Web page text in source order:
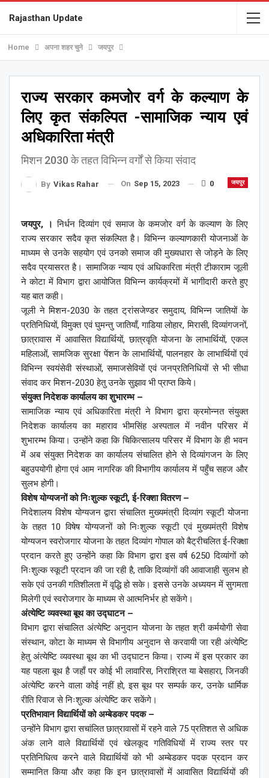
Rajasthan Update
Home अपना शहर चुने जयपुर
राज्य सरकार कमजोर वर्ग के कल्याण के
लिए कृत संकल्पित -सामाजिक न्याय एवं
अधिकारिता मंत्री
मिशन 2030 के तहत विभिन्न वर्गों से किया संवाद
जयपुर
By Vikas Rahar On Sep 15, 2023 0
जयपुर, । निर्धन दिव्यांग एवं समाज के कमजोर वर्ग के कल्याण के लिए
राज्य सरकार सदैव कृत संकल्पित है। विभिन्न कल्याणकारी योजनाओं के
माध्यम से उनके सहयोग एवं उनको समाज की मुख्यधारा से जोड़ने के लिए
सदैव प्रयासरत है। सामाजिक न्याय एवं अधिकारिता मंत्री टीकाराम जूली
ने कोटा में विभाग द्वारा आयोजित विभिन्न कार्यक्रमों में भागीदारी करते हुए
यह बात कही।
जूली ने मिशन-2030 के तहत ट्रांसजेण्डर समुदाय, विभिन्न जातियों के
प्रतिनिधियों, विमुक्त एवं घुमन्तु जातियाँ, गाडिया लोहार, मिरासी, दिव्यांगजनों,
छात्रावास में आवासित विद्यार्थियों, छात्रवृति योजना के लाभार्थियों, एकल
महिलाओं, सामजिक सुरक्षा पेंशन के लाभार्थियों, पालनहार के लाभार्थियों एवं
विभिन्न स्वयंसेवी संस्थाओं, समाजसेवियों एवं जनप्रतिनिधियों से भी सीधा
संवाद कर मिशन-2030 हेतु उनके सुझाव भी प्राप्त किये।
संयुक्त निदेशक कार्यालय का शुभारम्भ –
सामाजिक न्याय एवं अधिकारिता मंत्री ने विभाग द्वारा क्रमोन्नत संयुक्त
निदेशक कार्यालय का महाराव भीमसिंह अस्पताल में नवीन परिसर में
शुभारम्भ किया। उन्होंने कहा कि चिकित्सालय परिसर में विभाग के ही भवन
में अब संयुक्त निदेशक का कार्यालय संचालित होने से दिव्यांगजन के लिए
बहुउपयोगी होगा एवं आम नागरिक की विभागीय कार्यालय में पहुँच सहज और
सुलभ होगी।
विशेष योग्यजनों को निःशुल्क स्कूटी, ई-रिक्शा वितरण –
निदेशालय विशेष योग्यजन द्वारा संचालित मुख्यमंत्री दिव्यांग स्कूटी योजना
के तहत 10 विषेष योग्यजनों को निःशुल्क स्कूटी एवं मुख्यमंत्री विशेष
योग्यजन स्वरोजगार योजना के तहत दिव्यांग गोपाल को बैट्रीचलित ई-रिक्क्षा
प्रदान करते हुए उन्होंने कहा कि विभाग द्वारा इस वर्ष 6250 दिव्यांगों को
निःशुल्क स्कूटी प्रदान की जा रही है, ताकि दिव्यांगों की आवाजाही सुलभ हो
सके एवं उनकी गतिशीलता में वृद्धि हो सके। इससे उनके अध्ययन में सुगमता
मिलेगी एवं स्वरोजगार के माध्यम से आत्मनिर्भर हो सकेंगे।
अंत्येष्टि व्यवस्था बूथ का उद्घाटन –
विभाग द्वारा संचालित अंत्येष्टि अनुदान योजना के तहत श्री कर्मयोगी सेवा
संस्थान, कोटा के माध्यम से विभागीय अनुदान से करवायी जा रही अंत्येष्टि
हेतु अंत्येष्टि व्यवस्था बूथ का भी उद्घाटन किया। राज्य में इस प्रकार का
यह पहला बूथ है जहाँ पर कोई भी लावारिस, निराश्रित या बेसहारा, जिनकी
अंत्येष्टि करने वाला कोई नहीं हो, इस बूथ पर सम्पर्क कर, उनके धार्मिक
रीति रिवाज से निःशुल्क अंत्येष्टि कर सकेंगे।
प्रतिभावान विद्यार्थियों को अम्बेडकर पदक –
उन्होंने विभाग द्वारा सचांलित छात्रावासों में रहने वाले 75 प्रतिशत से अधिक
अंक लाने वाले विद्यार्थियों एवं खेलकूद गतिविधियों में राज्य स्तर पर
प्रतिनिधित्व करने वाले विद्यार्थियों को भी अम्बेडकर पदक प्रदान कर
सम्मानित किया और कहा कि इन छात्रावासों में आवासित विद्यार्थियों की